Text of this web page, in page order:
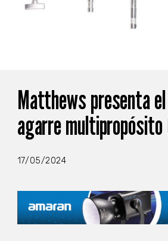
Matthews presenta
agarre multipropósito
17/05/2024